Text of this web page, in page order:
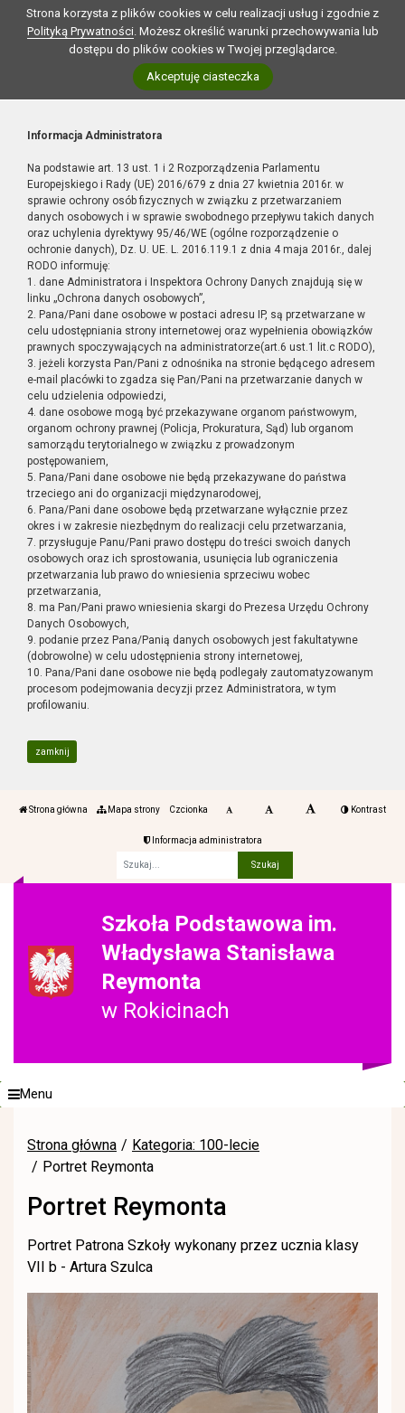
Strona korzysta z plików cookies w celu realizacji usług i zgodnie z
Polityką Prywatności. Możesz określić warunki przechowywania lub
dostępu do plików cookies w Twojej przeglądarce.
Akceptuję ciasteczka
Informacja Administratora
Na podstawie art. 13 ust. 1 i 2 Rozporządzenia Parlamentu
Europejskiego i Rady (UE) 2016/679 z dnia 27 kwietnia 2016r. w
sprawie ochrony osób fizycznych w związku z przetwarzaniem
danych osobowych i w sprawie swobodnego przepływu takich danych
oraz uchylenia dyrektywy 95/46/WE (ogólne rozporządzenie o
ochronie danych), Dz. U. UE. L. 2016.119.1 z dnia 4 maja 2016r., dalej
RODO informuję:
1. dane Administratora i Inspektora Ochrony Danych znajdują się w
linku „Ochrona danych osobowych”,
2. Pana/Pani dane osobowe w postaci adresu IP, są przetwarzane w
celu udostępniania strony internetowej oraz wypełnienia obowiązków
prawnych spoczywających na administratorze(art.6 ust.1 lit.c RODO),
3. jeżeli korzysta Pan/Pani z odnośnika na stronie będącego adresem
e-mail placówki to zgadza się Pan/Pani na przetwarzanie danych w
celu udzielenia odpowiedzi,
4. dane osobowe mogą być przekazywane organom państwowym,
organom ochrony prawnej (Policja, Prokuratura, Sąd) lub organom
samorządu terytorialnego w związku z prowadzonym
postępowaniem,
5. Pana/Pani dane osobowe nie będą przekazywane do państwa
trzeciego ani do organizacji międzynarodowej,
6. Pana/Pani dane osobowe będą przetwarzane wyłącznie przez
okres i w zakresie niezbędnym do realizacji celu przetwarzania,
7. przysługuje Panu/Pani prawo dostępu do treści swoich danych
osobowych oraz ich sprostowania, usunięcia lub ograniczenia
przetwarzania lub prawo do wniesienia sprzeciwu wobec
przetwarzania,
8. ma Pan/Pani prawo wniesienia skargi do Prezesa Urzędu Ochrony
Danych Osobowych,
9. podanie przez Pana/Panią danych osobowych jest fakultatywne
(dobrowolne) w celu udostępnienia strony internetowej,
10. Pana/Pani dane osobowe nie będą podlegały zautomatyzowanym
procesom podejmowania decyzji przez Administratora, w tym
profilowaniu.
zamknij
Strona główna Mapa strony Czcionka Kontrast
Informacja administratora
Szkoła Podstawowa im.
Władysława Stanisława
Reymonta
w Rokicinach
Menu
Strona główna
Kategoria: 100-lecie
Portret Reymonta
Portret Reymonta
Portret Patrona Szkoły wykonany przez ucznia klasy
VII b - Artura Szulca